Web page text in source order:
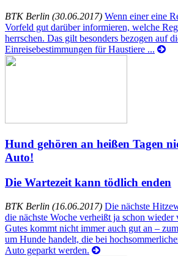
BTK Berlin (30.06.2017) Wenn einer eine
Vorfeld gut darüber informieren, welche
herrschen. Das gilt besonders bezogen auf
Einreisebestimmungen für Haustiere ...
Hund gehören an heißen Tagen
Auto!
Die Wartezeit kann tödlich enden
BTK Berlin (16.06.2017) Die nächste
die nächste Woche verheißt ja schon
Gutes kommt nicht immer auch gut an –
um Hunde handelt, die bei
Auto geparkt werden.